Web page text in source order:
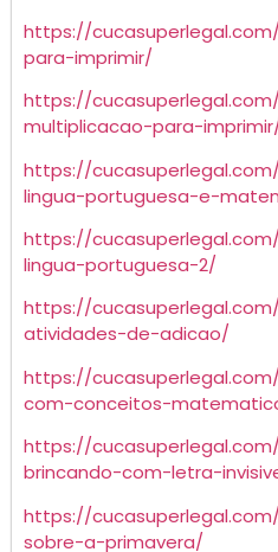
https://
para-imprimir/
https://
multiplicacao-para-
https://
lingua-portuguesa-e-
https://
lingua-portuguesa-2/
https://
atividades-de-adicao/
https://
com-conceitos-
https://
brincando-com-letra-
https://
sobre-a-primavera/